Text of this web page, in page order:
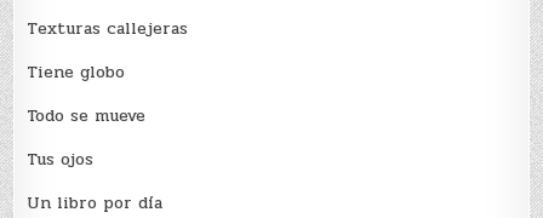
Texturas callejeras
Tiene globo
Todo se mueve
Tus ojos
Un libro por día